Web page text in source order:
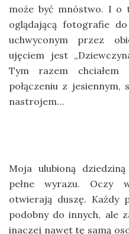
może być mnóstwo. I o
oglądającą fotografie
uchwyconym przez
ujęciem jest
Tym razem
połączeniu z jesiennym,
nastrojem…
Moja ulubioną
pełne wyrazu. Oczy
otwierają duszę. Każdy
podobny do innych, ale
inaczej nawet tę samą